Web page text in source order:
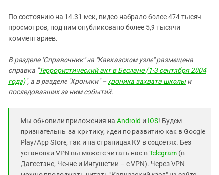
По состоянию на 14.31 мск, видео набрало более 474 тысяч
просмотров, под ним опубликовано более 5,9 тысячи
комментариев.
В разделе "Справочник" на "Кавказском узле" размещена
справка "Террористический акт в Беслане (1-3 сентября 2004
года)", а в разделе "Хроники" –хроника захвата школыи
последовавших за ним событий.
Мы обновили приложения на Android и IOS! Будем
признательны за критику, идеи по развитию как в Google
Play/App Store, так и на страницах КУ в соцсетях. Без
установки VPN вы можете читать нас вTelegram (в
Дагестане, Чечне и Ингушетии – с VPN). Через VPN